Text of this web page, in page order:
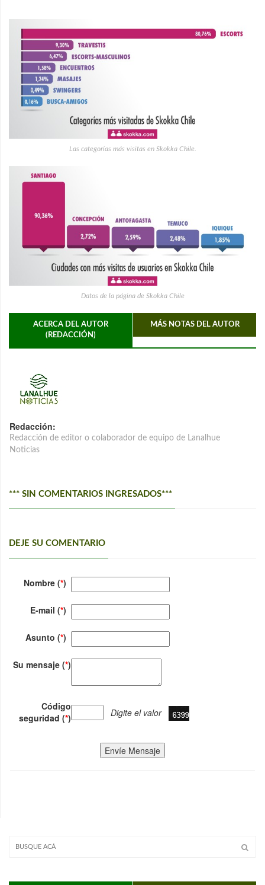
Las categorías más visitas en Skokka Chile.
Datos de la página de Skokka Chile
ACERCA DEL AUTOR
(REDACCIÓN)
MÁS NOTAS DEL AUTOR
Redacción:
Redacción de editor o colaborador de equipo de Lanalhue
Noticias
*** SIN COMENTARIOS INGRESADOS***
DEJE SU COMENTARIO
Nombre (*)
E-mail (*)
Asunto (*)
Su mensaje (*)
Código
seguridad (*) Digite el valor
Envíe Mensaje